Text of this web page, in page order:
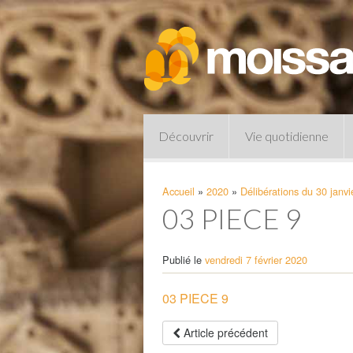
Découvrir Vie quotidienne
Pharmacies de garde
Accueil » 2020 » Délibérations du 30
03 PIECE 9
Publié le vendredi 7 février 2020
03 PIECE 9
Article précédent